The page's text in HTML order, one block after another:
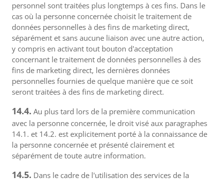
personnel sont traitées plus longtemps à ces fins. Dans le
cas où la personne concernée choisit le traitement de
données personnelles à des fins de marketing direct,
séparément et sans aucune liaison avec une autre action,
y compris en activant tout bouton d'acceptation
concernant le traitement de données personnelles à des
fins de marketing direct, les dernières données
personnelles fournies de quelque manière que ce soit
seront traitées à des fins de marketing direct.
14.4. Au plus tard lors de la première communication
avec la personne concernée, le droit visé aux paragraphes
14.1. et 14.2. est explicitement porté à la connaissance de
la personne concernée et présenté clairement et
séparément de toute autre information.
14.5. Dans le cadre de l'utilisation des services de la